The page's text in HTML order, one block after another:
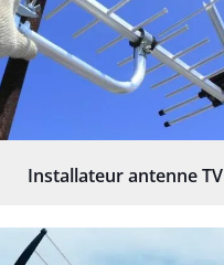
Installateur antenne TV